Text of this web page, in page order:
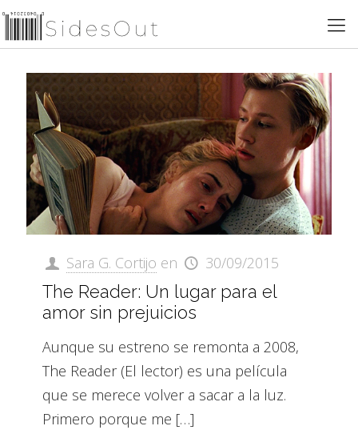
Sara G. Cortijo en 30/09/2015
The Reader: Un lugar para el
amor sin prejuicios
Aunque su estreno se remonta a 2008,
The Reader (El lector) es una película
que se merece volver a sacar a la luz.
Primero porque me […]